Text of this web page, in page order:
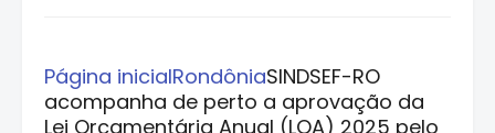
Página inicialRondôniaSINDSEF-RO
acompanha de perto a aprovação da
Lei Orçamentária Anual (LOA) 2025 pelo